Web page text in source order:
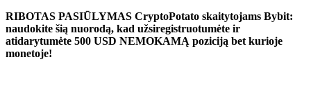
RIBOTAS PASIŪLYMAS CryptoPotato skaitytojams Bybit:
naudokite šią nuorodą, kad užsiregistruotumėte ir
atidarytumėte 500 USD NEMOKAMĄ poziciją bet kurioje
monetoje!